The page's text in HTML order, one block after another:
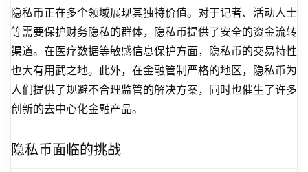
隐私币正在多个领域展现其独特价值。对于记者、活动人士
等需要保护财务隐私的群体，隐私币提供了安全的资金流转
渠道。在医疗数据等敏感信息保护方面，隐私币的交易特性
也大有用武之地。此外，在金融管制严格的地区，隐私币为
人们提供了规避不合理监管的解决方案，同时也催生了许多
创新的去中心化金融产品。
隐私币面临的挑战